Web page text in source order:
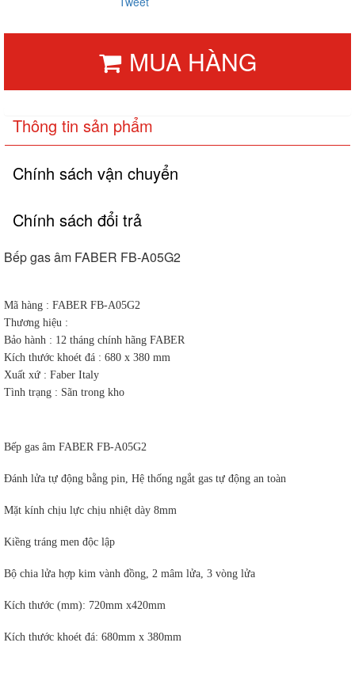
MUA HÀNG
Thông tin sản phẩm
Chính sách vận chuyển
Chính sách đổi trả
Bếp gas âm FABER FB-A05G2
Mã hàng : FABER FB-A05G2
Thương hiệu :
Bảo hành : 12 tháng chính hãng FABER
Kích thước khoét đá : 680 x 380 mm
Xuất xứ : Faber Italy
Tình trạng : Sãn trong kho
Bếp gas âm FABER FB-A05G2
Đánh lửa tự động bằng pin, Hệ thống ngắt gas tự động an toàn
Mặt kính chịu lực chịu nhiệt dày 8mm
Kiềng tráng men độc lập
Bộ chia lửa hợp kim vành đồng, 2 mâm lửa, 3 vòng lửa
Kích thước (mm): 720mm x420mm
Kích thước khoét đá: 680mm x 380mm